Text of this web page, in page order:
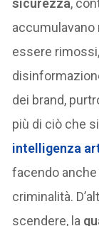
sicurezza,
accumulavano
essere rimossi,
dei brand,
più di ciò che
intelligenza
facendo
criminalità.
scendere, la